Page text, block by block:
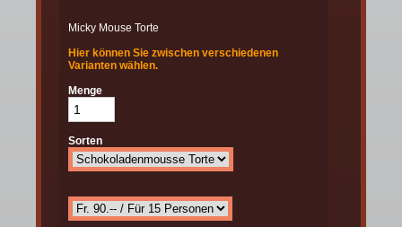
Micky Mouse Torte
Hier können Sie zwischen verschiedenen
Varianten wählen.
Menge
Sorten